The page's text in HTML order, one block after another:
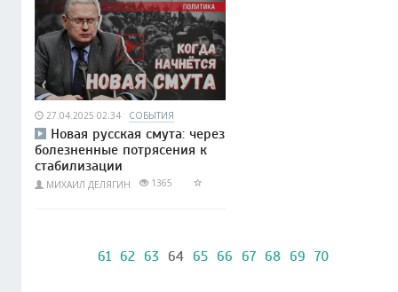
27.04.2025 02:34 СОБЫТИЯ
Новая русская смута: через
болезненные потрясения к
стабилизации
МИХАИЛ ДЕЛЯГИН 1365
61 62 63 64 65 66 67 68 69 70